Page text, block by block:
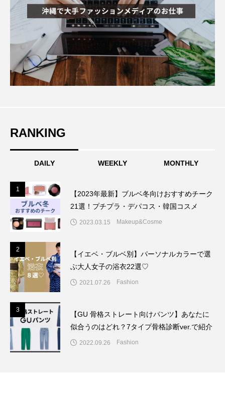
RANKING
DAILY WEEKLY MONTHLY
1
【2023年最新】ブルベ冬向けおすすめチーク
21選！プチプラ・デパコス・韓国コスメ
2023.03.15 Makeup&Cosme
2
【イエベ・ブルベ別】パーソナルカラーで選
ぶ大人女子の浴衣22選♡
2021.07.26 Fashion
3
【GU 骨格ストレート向けパンツ】あなたに
似合うのはどれ？7タイプ骨格診断ver.で紹介
2022.09.26 Fashion